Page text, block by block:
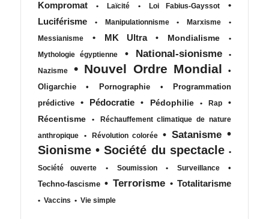
Kompromat
• Laïcité • Loi Fabius-Gayssot
•
Luciférisme
• Manipulationnisme • Marxisme
•
Messianisme
• MK Ultra • Mondialisme
•
Mythologie égyptienne
• National-sionisme
•
Nazisme
• Nouvel Ordre Mondial
•
Oligarchie
• Pornographie •
Programmation
prédictive
• Pédocratie • Pédophilie • Rap
•
Récentisme
•
Réchauffement climatique de nature
anthropique
• Révolution colorée • Satanisme •
Sionisme • Société du spectacle •
Société ouverte
• Soumission • Surveillance
•
Techno-fascisme • Terrorisme • Totalitarisme
• Vaccins • Vie simple